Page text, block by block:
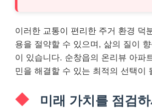
이러한 교통이 편리한 주거 환경 덕
용을 절약할 수 있으며, 삶의 질이
이 있습니다. 순창읍의 온리뷰 아파
민을 해결할 수 있는 최적의 선택이
미래 가치를 점검